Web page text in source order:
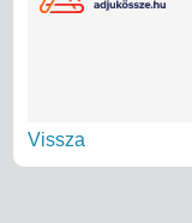
Vissza